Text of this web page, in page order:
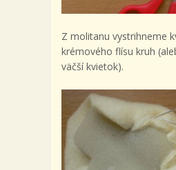
Z molitanu vystrihneme
krémového flísu kruh
väčší kvietok).